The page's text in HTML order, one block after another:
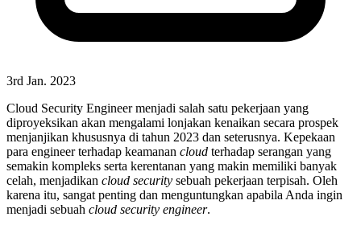
3rd Jan. 2023
Cloud Security Engineer menjadi salah satu pekerjaan yang
diproyeksikan akan mengalami lonjakan kenaikan secara prospek
menjanjikan khususnya di tahun 2023 dan seterusnya. Kepekaan
para engineer terhadap keamanan cloud terhadap serangan yang
semakin kompleks serta kerentanan yang makin memiliki banyak
celah, menjadikan cloud security sebuah pekerjaan terpisah. Oleh
karena itu, sangat penting dan menguntungkan apabila Anda ingin
menjadi sebuah cloud security engineer.